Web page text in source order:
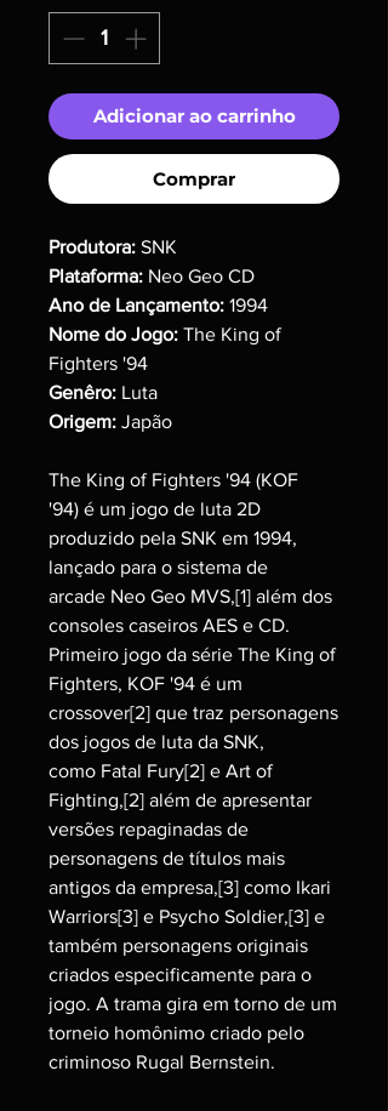
Adicionar ao carrinho
Comprar
Produtora: SNK
Plataforma: Neo Geo CD
Ano de Lançamento: 1994
Nome do Jogo: The King of
Fighters '94
Genêro: Luta
Origem: Japão
The King of Fighters '94 (KOF
'94) é um jogo de luta 2D
produzido pela SNK em 1994,
lançado para o sistema de
arcade Neo Geo MVS,[1] além dos
consoles caseiros AES e CD.
Primeiro jogo da série The King of
Fighters, KOF '94 é um
crossover[2] que traz personagens
dos jogos de luta da SNK,
como Fatal Fury[2] e Art of
Fighting,[2] além de apresentar
versões repaginadas de
personagens de títulos mais
antigos da empresa,[3] como Ikari
Warriors[3] e Psycho Soldier,[3] e
também personagens originais
criados especificamente para o
jogo. A trama gira em torno de um
torneio homônimo criado pelo
criminoso Rugal Bernstein.